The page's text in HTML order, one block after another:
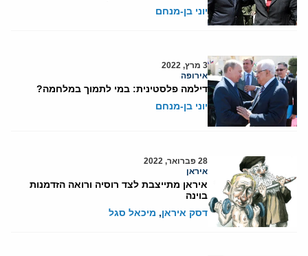
יוני בן-מנחם
3 מרץ, 2022
אירופה
דילמה פלסטינית: במי לתמוך במלחמה?
יוני בן-מנחם
28 פברואר, 2022
איראן
איראן מתייצבת לצד רוסיה ורואה הזדמנות
בוינה
דסק איראן, מיכאל סגל